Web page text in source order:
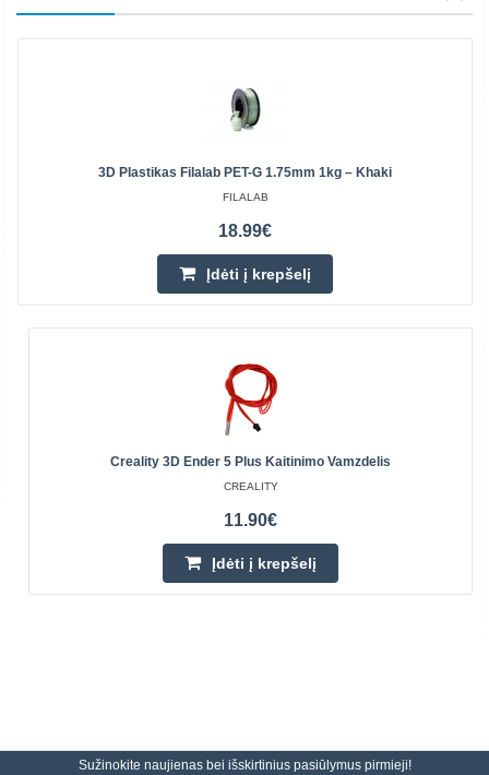
3D Plastikas Filalab PET-G 1.75mm 1kg – Khaki
FILALAB
18.99€
Įdėti į krepšelį
Creality 3D Ender 5 Plus Kaitinimo Vamzdelis
CREALITY
11.90€
Įdėti į krepšelį
Sužinokite naujienas bei išskirtinius pasiūlymus pirmieji!